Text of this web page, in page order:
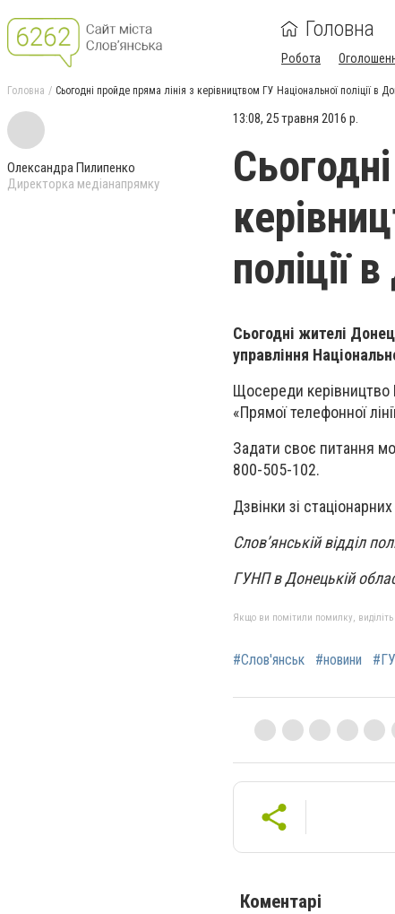
Головна
Робота
Головна Сьогодні пройде пряма лінія з керівництвом ГУ Національної поліції в
Олександра Пилипенко
Директорка медіанапрямку
13:08, 25 травня 2016 р.
поліції
Сьогодні жителі
управління
Щосереди керівництво
«Прямої телефонної
Задати своє питання
800-505-102.
Дзвінки зі
Слов’янській відділ
ГУНП в Донецькій
Якщо ви помітили помилку, виділіть
#Слов'янськ #новини
Коментарі